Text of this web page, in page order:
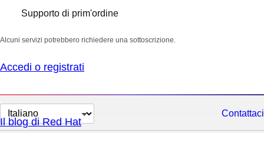
Supporto di prim'ordine
Alcuni servizi potrebbero richiedere una sottoscrizione.
Accedi o registrati
Cambia
lingua
Contattaci
Il blog di Red Hat